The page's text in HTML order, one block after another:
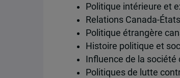
Politique intérieure et
Relations Canada-
Politique étrangère
Histoire politique et
Influence de la société
Politiques de lutte